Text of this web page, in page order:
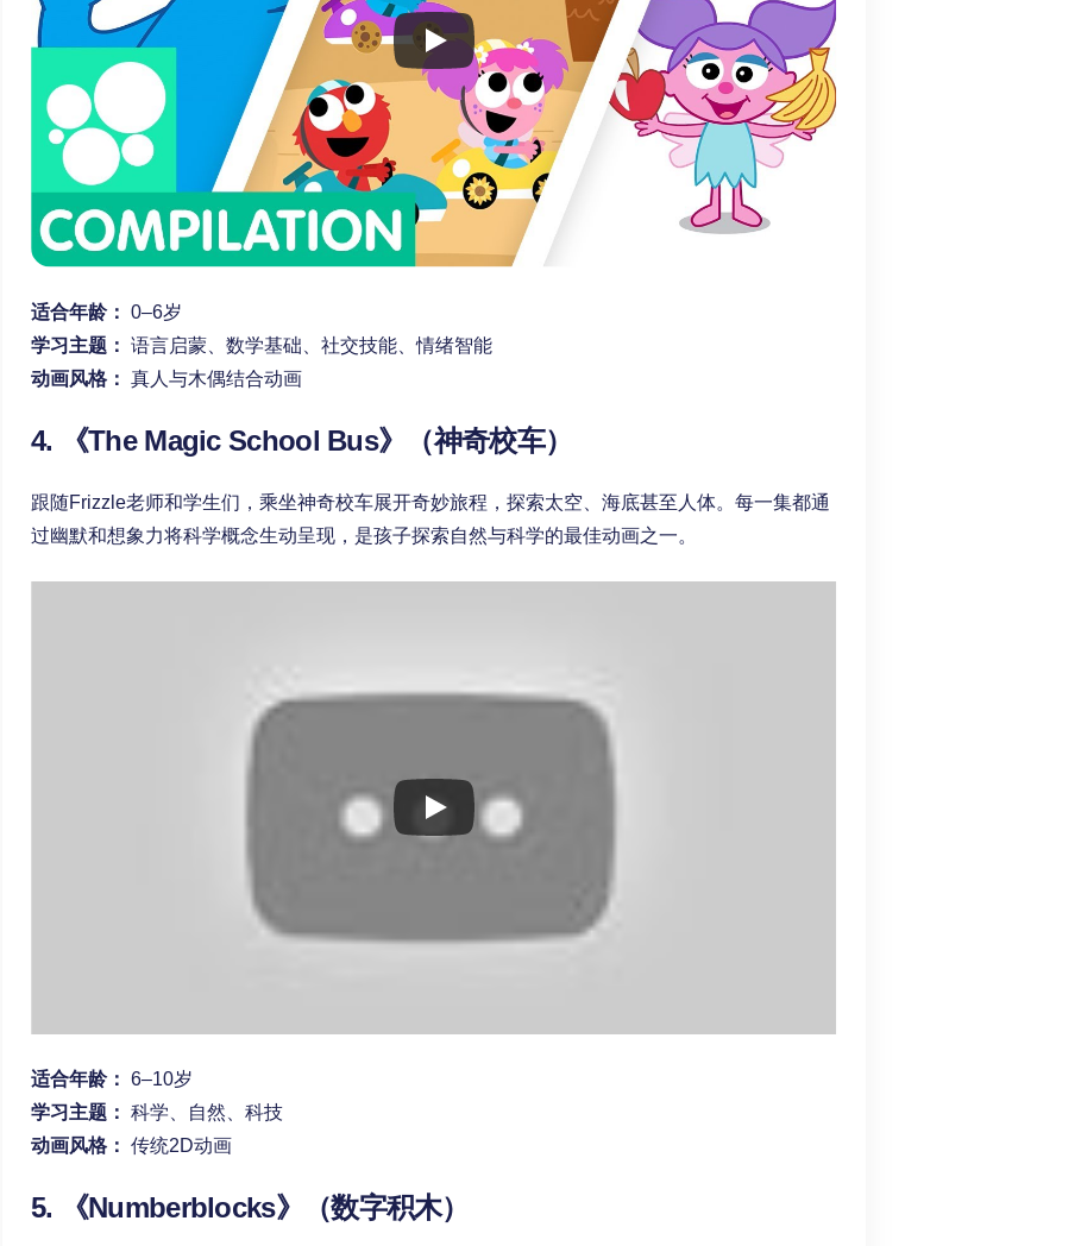
适合年龄： 0–6岁
学习主题： 语言启蒙、数学基础、社交技能、情绪智能
动画风格： 真人与木偶结合动画
4. 《The Magic School Bus》（神奇校车）
跟随Frizzle老师和学生们，乘坐神奇校车展开奇妙旅程，探索太空、海底甚至人体。每一集都通
过幽默和想象力将科学概念生动呈现，是孩子探索自然与科学的最佳动画之一。
适合年龄： 6–10岁
学习主题： 科学、自然、科技
动画风格： 传统2D动画
5. 《Numberblocks》（数字积木）